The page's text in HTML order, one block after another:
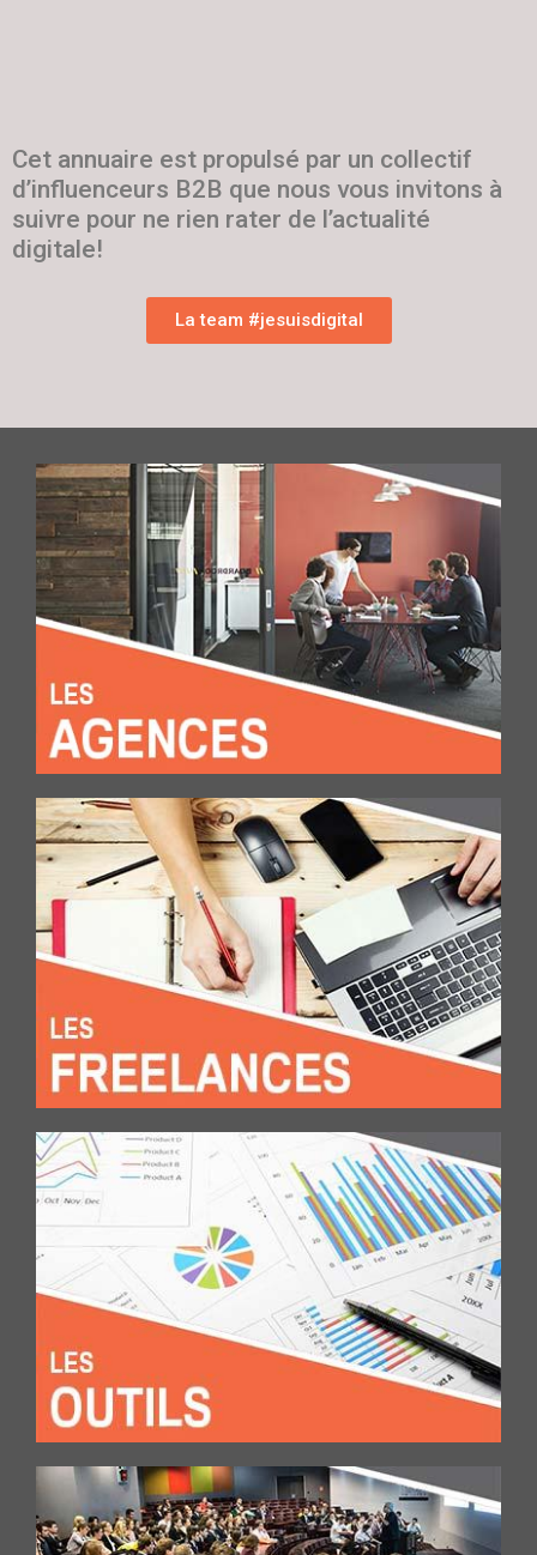
Cet annuaire est propulsé par un collectif
d’influenceurs B2B que nous vous invitons à
suivre pour ne rien rater de l’actualité
digitale!
La team #jesuisdigital